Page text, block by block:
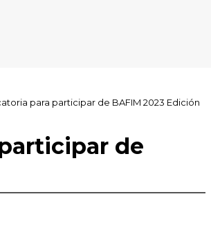
para participar de BAFIM 2023 Edición
de